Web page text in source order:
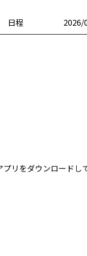
日程 2026/
リをダウンロードし